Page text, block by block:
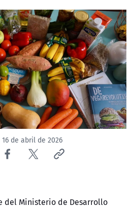
16 de abril de 2026
del Ministerio de Desarrollo